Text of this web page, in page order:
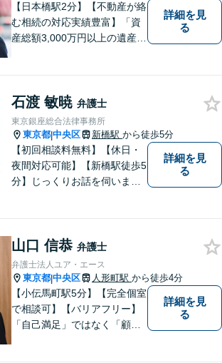
【日本橋駅2分】【不動産が絡
む相続の対応実績豊富】「資
産総額3,000万円以上の遺産分
【不動産取引に関するトラブ
ル・宅建業法の問題等】単発
のご依頼もご相談ください
詳細を見
る
石渡 敏暁 弁護士
東京銀座総合法律事務所
東京都|中央区 新橋駅 から徒歩5分
【初回相談料無料】【休日・
夜間対応可能】【新橋駅徒歩5
分】じっくりお話を伺いま
詳細を見
る
山口 信恭 弁護士
弁護士法人ユア・エース
東京都|中央区 人形町駅 から徒歩4分
【小伝馬町駅5分】【完全個室
で相談可】【バリアフリー】
「自己満足」ではなく「顧客
詳細を見
る